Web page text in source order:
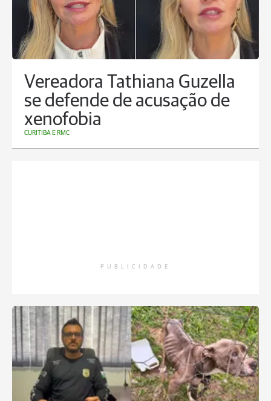
Vereadora Tathiana Guzella
se defende de acusação de
xenofobia
CURITIBA E RMC
PUBLICIDADE